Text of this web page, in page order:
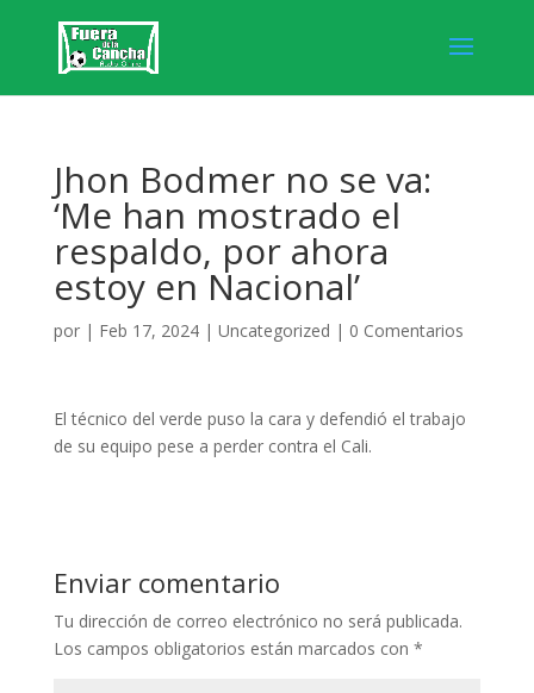
Jhon Bodmer no se va:
‘Me han mostrado el
respaldo, por ahora
estoy en Nacional’
por | Feb 17, 2024| Uncategorized | 0 Comentarios
El técnico del verde puso la cara y defendió el trabajo
de su equipo pese a perder contra el Cali.
Enviar comentario
Tu dirección de correo electrónico no será publicada.
Los campos obligatorios están marcados con *